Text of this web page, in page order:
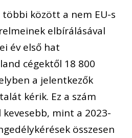
többi között a nem EU-s
elbírálásával
év első hat
cégektől 18 800
a jelentkezők
kérik. Ez a szám
mint a 2023-
összesen